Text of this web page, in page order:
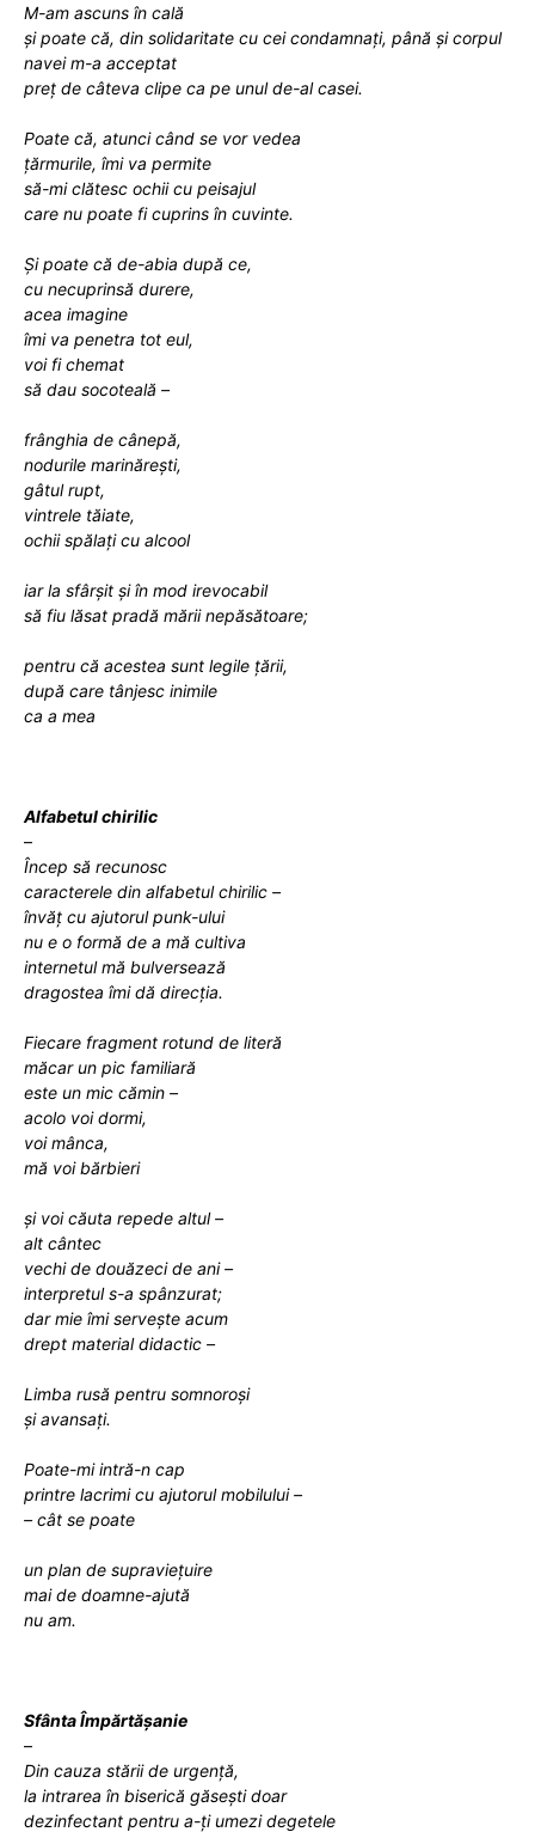
M-am ascuns în cală
și poate că, din solidaritate cu cei condamnați, până și corpul
navei m-a acceptat
preț de câteva clipe ca pe unul de-al casei.
Poate că, atunci când se vor vedea
țărmurile, îmi va permite
să-mi clătesc ochii cu peisajul
care nu poate fi cuprins în cuvinte.
Și poate că de-abia după ce,
cu necuprinsă durere,
acea imagine
îmi va penetra tot eul,
voi fi chemat
să dau socoteală –
frânghia de cânepă,
nodurile marinărești,
gâtul rupt,
vintrele tăiate,
ochii spălați cu alcool
iar la sfârșit și în mod irevocabil
să fiu lăsat pradă mării nepăsătoare;
pentru că acestea sunt legile țării,
după care tânjesc inimile
ca a mea
Alfabetul chirilic
–
Încep să recunosc
caracterele din alfabetul chirilic –
învăț cu ajutorul punk-ului
nu e o formă de a mă cultiva
internetul mă bulversează
dragostea îmi dă direcția.
Fiecare fragment rotund de literă
măcar un pic familiară
este un mic cămin –
acolo voi dormi,
voi mânca,
mă voi bărbieri
și voi căuta repede altul –
alt cântec
vechi de douăzeci de ani –
interpretul s-a spânzurat;
dar mie îmi servește acum
drept material didactic –
Limba rusă pentru somnoroși
și avansați.
Poate-mi intră-n cap
printre lacrimi cu ajutorul mobilului –
– cât se poate
un plan de supraviețuire
mai de doamne-ajută
nu am.
Sfânta Împărtăşanie
–
Din cauza stării de urgență,
la intrarea în biserică găsești doar
dezinfectant pentru a-ți umezi degetele